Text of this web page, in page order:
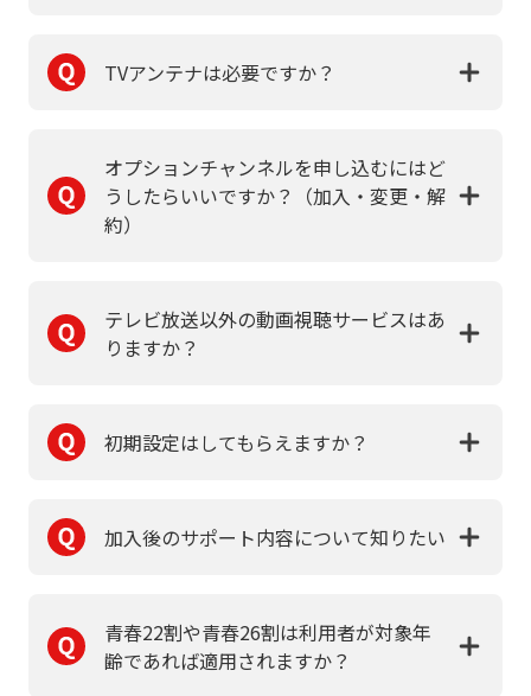
TVアンテナは必要ですか？
オプションチャンネルを申し込むにはど
うしたらいいですか？（加入・変更・解
約）
テレビ放送以外の動画視聴サービスはあ
りますか？
初期設定はしてもらえますか？
加入後のサポート内容について知りたい
青春22割や青春26割は利用者が対象年
齢であれば適用されますか？